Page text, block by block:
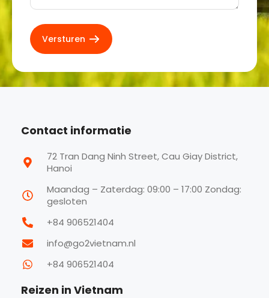
Contact informatie
72 Tran Dang Ninh Street, Cau Giay District,
Hanoi
Maandag – Zaterdag: 09:00 – 17:00 Zondag:
gesloten
+84 906521404
info@go2vietnam.nl
+84 906521404
Reizen in Vietnam